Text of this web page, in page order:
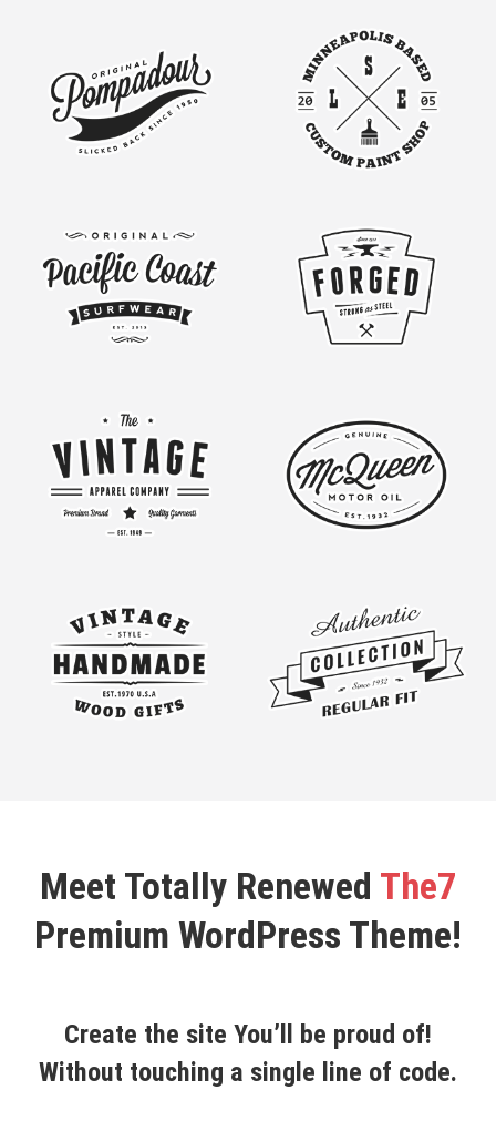
Meet Totally Renewed The7
Premium WordPress Theme!
Create the site You’ll be proud of!
Without touching a single line of code.